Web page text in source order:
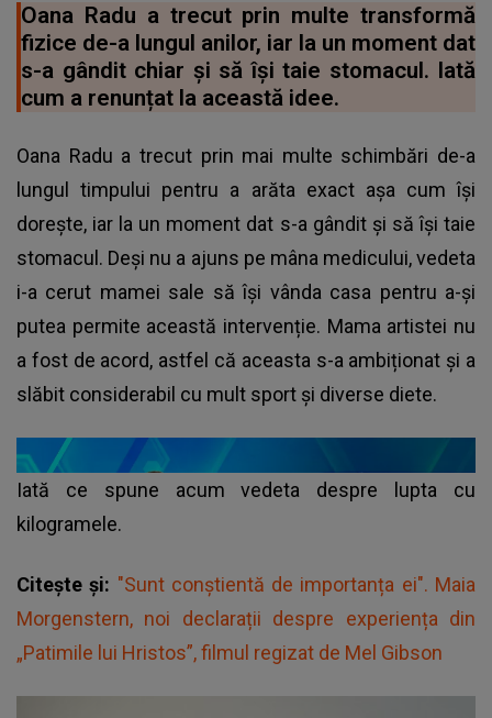
Oana Radu a trecut prin multe transformă
fizice de-a lungul anilor, iar la un moment dat
s-a gândit chiar și să își taie stomacul. Iată
cum a renunțat la această idee.
Oana Radu a trecut prin mai multe schimbări de-a
lungul timpului pentru a arăta exact așa cum își
dorește, iar la un moment dat s-a gândit și să își taie
stomacul. Deși nu a ajuns pe mâna medicului, vedeta
i-a cerut mamei sale să își vânda casa pentru a-și
putea permite această intervenție. Mama artistei nu
a fost de acord, astfel că aceasta s-a ambiționat și a
slăbit considerabil cu mult sport și diverse diete.
Iată ce spune acum vedeta despre lupta cu
kilogramele.
Citește și: "Sunt conștientă de importanța ei". Maia
Morgenstern, noi declarații despre experiența din
„Patimile lui Hristos”, filmul regizat de Mel Gibson